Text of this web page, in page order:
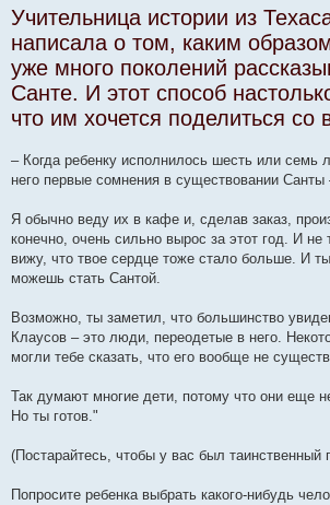
н
е
Учительница истории из
написала о том, каким
уже много поколений
Санте. И этот способ
что им хочется поделиться со
– Когда ребенку исполнилось шесть или семь
него первые сомнения в существовании Санты
Я обычно веду их в кафе и, сделав заказ,
конечно, очень сильно вырос за этот год. И
вижу, что твое сердце тоже стало больше. И
можешь стать Сантой.
Возможно, ты заметил, что большинство
Клаусов – это люди, переодетые в него.
могли тебе сказать, что его вообще не
Так думают многие дети, потому что они еще
Но ты готов."
(Постарайтесь, чтобы у вас был таинственный
Попросите ребенка выбрать какого-нибудь